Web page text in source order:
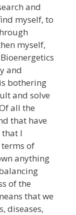
and
myself, to
myself,
and
bothering
and solve
all the
that have
I
of
anything
of the
that we
diseases,